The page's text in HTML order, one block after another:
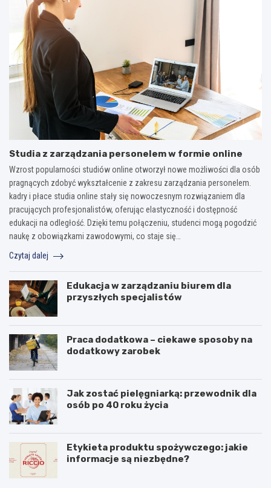
Studia z zarządzania personelem w formie online
Wzrost popularności studiów online otworzył nowe możliwości dla osób
pragnących zdobyć wykształcenie z zakresu zarządzania personelem.
kadry i płace studia online stały się nowoczesnym rozwiązaniem dla
pracujących profesjonalistów, oferując elastyczność i dostępność
edukacji na odległość. Dzięki temu połączeniu, studenci mogą pogodzić
naukę z obowiązkami zawodowymi, co staje się…
Czytaj dalej
Edukacja w zarządzaniu biurem dla
przyszłych specjalistów
Praca dodatkowa – ciekawe sposoby na
dodatkowy zarobek
Jak zostać pielęgniarką: przewodnik dla
osób po 40 roku życia
Etykieta produktu spożywczego: jakie
informacje są niezbędne?
I
P